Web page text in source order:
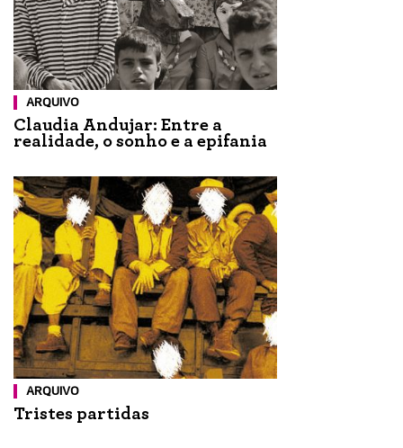
ARQUIVO
Claudia Andujar: Entre a
realidade, o sonho e a epifania
ARQUIVO
Tristes partidas